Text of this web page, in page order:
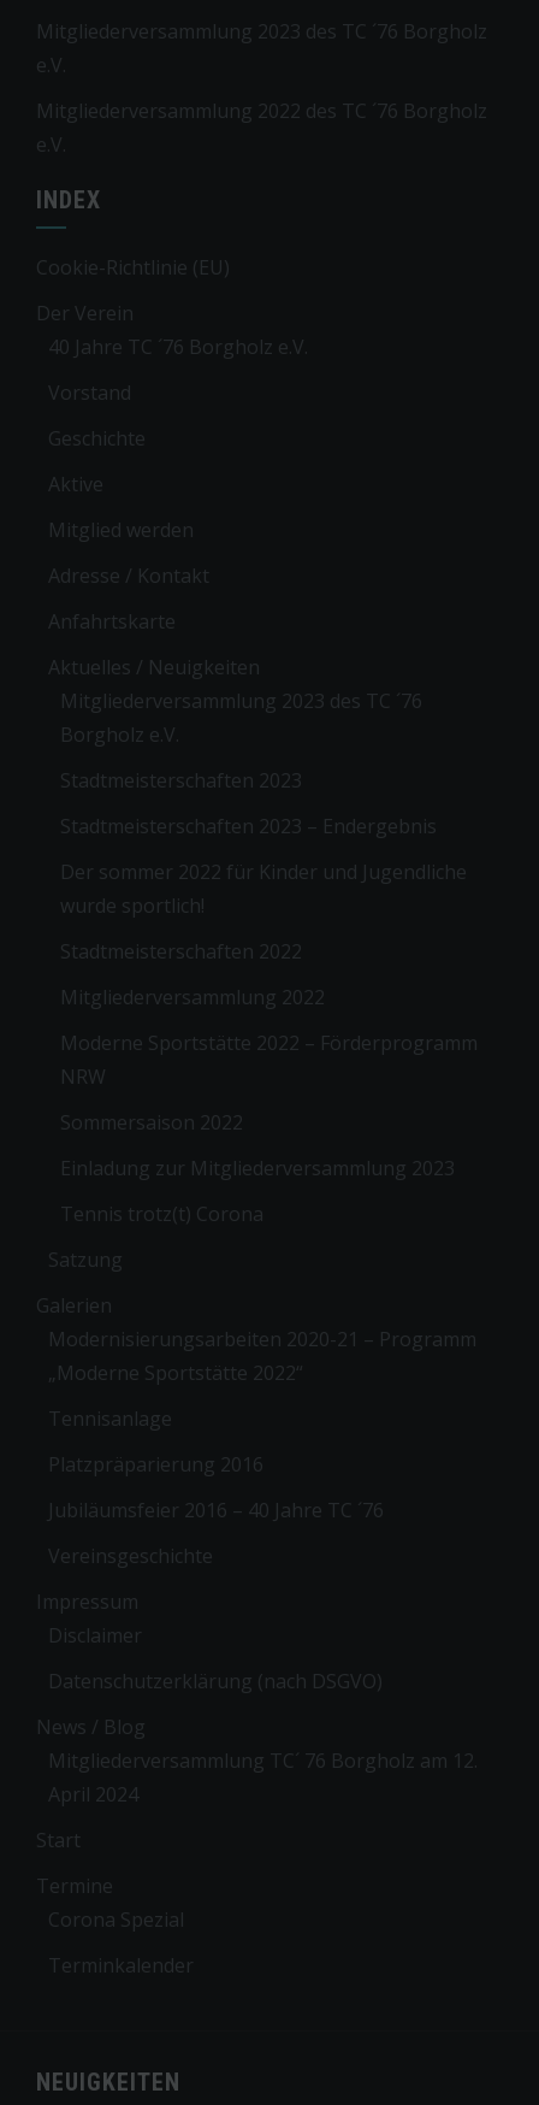
Mitgliederversammlung 2023 des TC ´76 Borgholz
e.V.
Mitgliederversammlung 2022 des TC ´76 Borgholz
e.V.
INDEX
Cookie-Richtlinie (EU)
Der Verein
40 Jahre TC ´76 Borgholz e.V.
Vorstand
Geschichte
Aktive
Mitglied werden
Adresse / Kontakt
Anfahrtskarte
Aktuelles / Neuigkeiten
Mitgliederversammlung 2023 des TC ´76
Borgholz e.V.
Stadtmeisterschaften 2023
Stadtmeisterschaften 2023 – Endergebnis
Der sommer 2022 für Kinder und Jugendliche
wurde sportlich!
Stadtmeisterschaften 2022
Mitgliederversammlung 2022
Moderne Sportstätte 2022 – Förderprogramm
NRW
Sommersaison 2022
Einladung zur Mitgliederversammlung 2023
Tennis trotz(t) Corona
Satzung
Galerien
Modernisierungsarbeiten 2020-21 – Programm
„Moderne Sportstätte 2022“
Tennisanlage
Platzpräparierung 2016
Jubiläumsfeier 2016 – 40 Jahre TC ´76
Vereinsgeschichte
Impressum
Disclaimer
Datenschutzerklärung (nach DSGVO)
News / Blog
Mitgliederversammlung TC´ 76 Borgholz am 12.
April 2024
Start
Termine
Corona Spezial
Terminkalender
NEUIGKEITEN